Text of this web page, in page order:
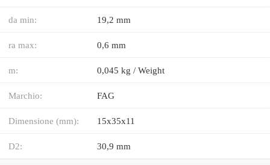
da min: 19,2 mm
ra max: 0,6 mm
m: 0,045 kg / Weight
Marchio: FAG
Dimensione (mm): 15x35x11
D2: 30,9 mm